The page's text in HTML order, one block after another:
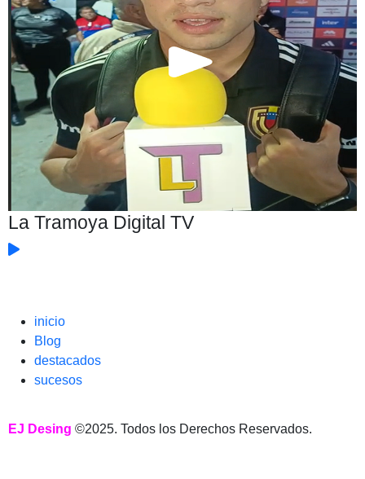
La Tramoya Digital TV
inicio
Blog
destacados
sucesos
EJ Desing ©2025. Todos los Derechos Reservados.